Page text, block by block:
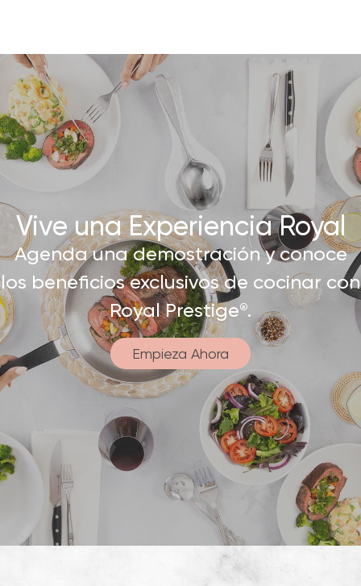
Vive una Experiencia Royal​
Agenda una demostración y conoce
los beneficios exclusivos de cocinar con
Royal Prestige®.
Empieza Ahora